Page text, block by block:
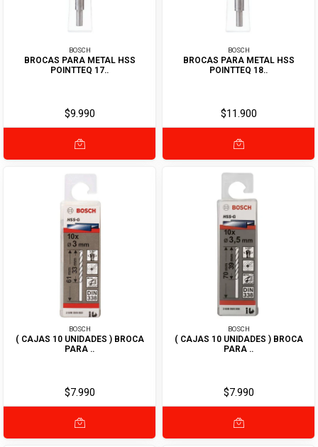
BOSCH
BROCAS PARA METAL HSS
POINTTEQ 17..
$9.990
BOSCH
BROCAS PARA METAL HSS
POINTTEQ 18..
$11.900
BOSCH
( CAJAS 10 UNIDADES ) BROCA
PARA ..
$7.990
BOSCH
( CAJAS 10 UNIDADES ) BROCA
PARA ..
$7.990